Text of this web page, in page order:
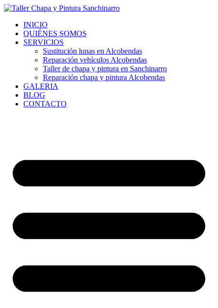
Ir
contenidoINICIO
QUIÉNES SOMOS
SERVICIOS
Sustitución lunas en Alcobendas
Reparación vehículos Alcobendas
Taller de chapa y pintura en Sanchinarro
Reparación chapa y pintura Alcobendas
GALERIA
BLOG
CONTACTO